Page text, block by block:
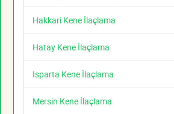
Hakkari Kene İlaçlama
Hatay Kene İlaçlama
Isparta Kene İlaçlama
Mersin Kene İlaçlama